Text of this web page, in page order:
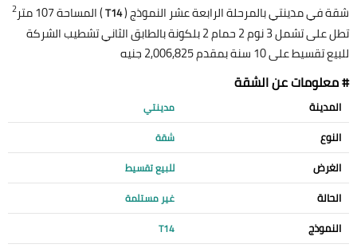
شقة في مدينتي بالمرحلة الرابعة عشر النموذج (T14) المساحة 107 متر 2
تطل على تشمل 3 نوم 2 حمام 2 بلكونة بالطابق الثاني تشطيب الشركة
للبيع تقسيط على 10 سنة بمقدم 2,006,825 جنيه
# معلومات عن الشقة
المدينة مدينتي
النوع شقة
الغرض للبيع تقسيط
الحالة غير مستلمة
النموذج T14